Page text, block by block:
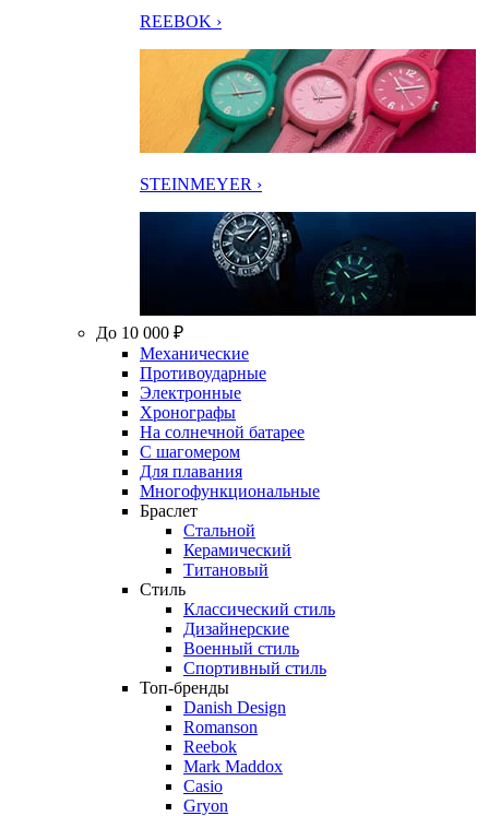
REEBOK ›
STEINMEYER ›
До 10 000 ₽
Механические
Противоударные
Электронные
Хронографы
На солнечной батарее
С шагомером
Для плавания
Многофункциональные
Браслет
Стальной
Керамический
Титановый
Стиль
Классический стиль
Дизайнерские
Военный стиль
Спортивный стиль
Топ-бренды
Danish Design
Romanson
Reebok
Mark Maddox
Casio
Gryon